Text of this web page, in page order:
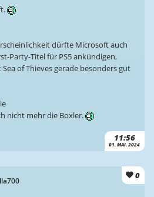
11:56
01. MAI. 2024
dürfte Microsoft auch
Party-Titel für PS5 ankündigen,
of Thieves gerade besonders gut
nicht mehr die Boxler.
0